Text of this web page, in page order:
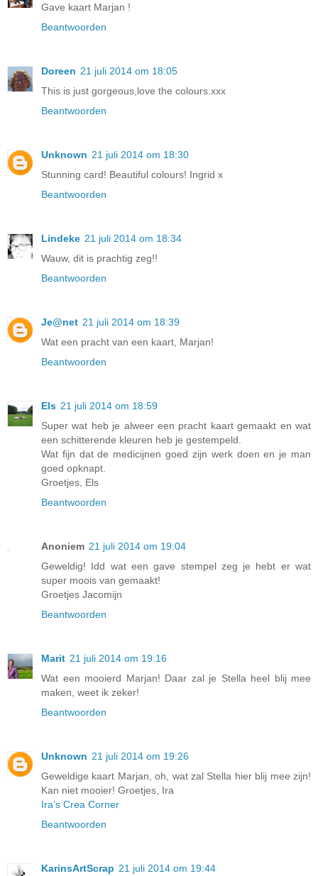
Gave kaart Marjan !
Beantwoorden
Doreen 21 juli 2014 om 18:05
This is just gorgeous,love the colours.xxx
Beantwoorden
Unknown 21 juli 2014 om 18:30
Stunning card! Beautiful colours! Ingrid x
Beantwoorden
Lindeke 21 juli 2014 om 18:34
Wauw, dit is prachtig zeg!!
Beantwoorden
Je@net 21 juli 2014 om 18:39
Wat een pracht van een kaart, Marjan!
Beantwoorden
Els 21 juli 2014 om 18:59
Super wat heb je alweer een pracht kaart gemaakt en wat
een schitterende kleuren heb je gestempeld.
Wat fijn dat de medicijnen goed zijn werk doen en je man
goed opknapt.
Groetjes, Els
Beantwoorden
Anoniem 21 juli 2014 om 19:04
Geweldig! Idd wat een gave stempel zeg je hebt er wat
super moois van gemaakt!
Groetjes Jacomijn
Beantwoorden
Marit 21 juli 2014 om 19:16
Wat een mooierd Marjan! Daar zal je Stella heel blij mee
maken, weet ik zeker!
Beantwoorden
Unknown 21 juli 2014 om 19:26
Geweldige kaart Marjan, oh, wat zal Stella hier blij mee zijn!
Kan niet mooier! Groetjes, Ira
Ira’s Crea Corner
Beantwoorden
KarinsArtScrap 21 juli 2014 om 19:44